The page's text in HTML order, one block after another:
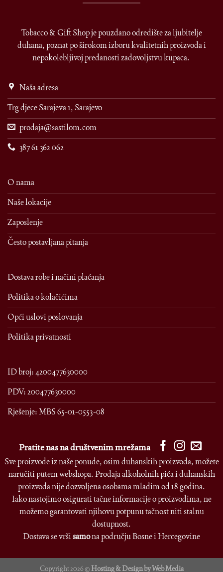
Tobacco & Gift Shop je pouzdano odredište za ljubitelje
duhana, poznat po širokom izboru kvalitetnih proizvoda i
nepokolebljivoj predanosti zadovoljstvu kupaca.
Naša adresa
Trg djece Sarajeva 1, Sarajevo
prodaja@sastilom.com
387 61 362 062
O nama
Naše lokacije
Zaposlenje
Često postavljana pitanja
Dostava robe i načini plaćanja
Politika o kolačićima
Opći uslovi poslovanja
Politika privatnosti
ID broj: 4200477630000
PDV: 200477630000
Rješenje: MBS 65-01-0553-08
Pratite nas na društvenim mrežama
Sve proizvode iz naše ponude, osim duhanskih proizvoda, možete
naručiti putem webshopa. Prodaja alkoholnih pića i duhanskih
proizvoda nije dozvoljena osobama mlađim od 18 godina.
Iako nastojimo osigurati tačne informacije o proizvodima, ne
možemo garantovati njihovu potpunu tačnost niti stalnu
dostupnost.
Dostava se vršisamona području Bosne i Hercegovine
Copyright 2026 ©Hosting & Design by Web Media